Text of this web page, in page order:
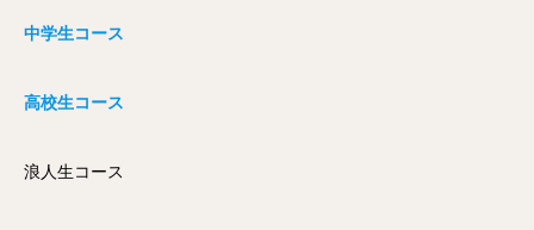
中学生コース
高校生コース
浪人生コース